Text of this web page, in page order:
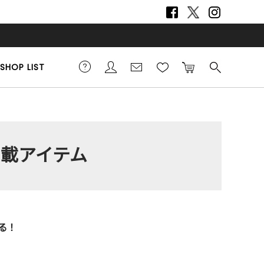
SHOP LIST
アイテム
！